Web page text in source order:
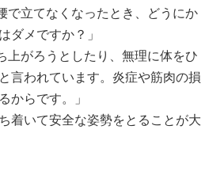
で立てなくなったとき、どうにか
ダメですか？」
上がろうとしたり、無理に体をひ
言われています。炎症や筋肉の損
からです。」
着いて安全な姿勢をとることが大